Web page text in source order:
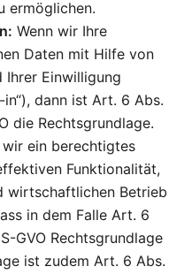
ermöglichen.
Wenn wir Ihre
Daten mit Hilfe von
Ihrer Einwilligung
dann ist Art. 6 Abs.
die Rechtsgrundlage.
ein berechtigtes
Funktionalität,
wirtschaftlichen Betrieb
in dem Falle Art. 6
GVO Rechtsgrundlage
ist zudem Art. 6 Abs.